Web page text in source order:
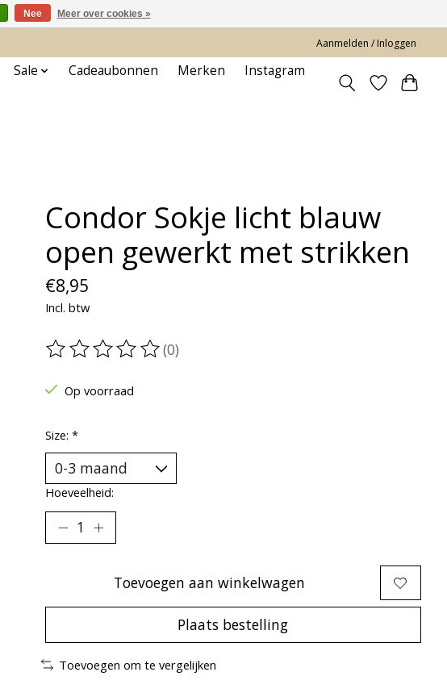
Aanmelden / Inloggen
Sale Cadeaubonnen Merken
Instagram
Condor Sokje licht blauw
open gewerkt met strikken
€8,95
Incl. btw
De beoordeling van dit product is
(0)
Op voorraad
Size: *
Hoeveelheid:
Toevoegen aan winkelwagen
Plaats bestelling
Toevoegen om te vergelijken
Nee Meer over cookies »